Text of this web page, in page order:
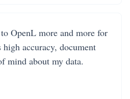
OpenL more and more for
accuracy, document
mind about my data.